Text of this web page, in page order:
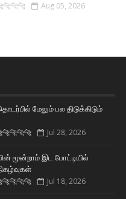
Aug 05, 2026
மேலும் பல திடுக்கிடும்
Jul 28, 2026
மூன்றாம் இட போட்டியில்
Jul 18, 2026